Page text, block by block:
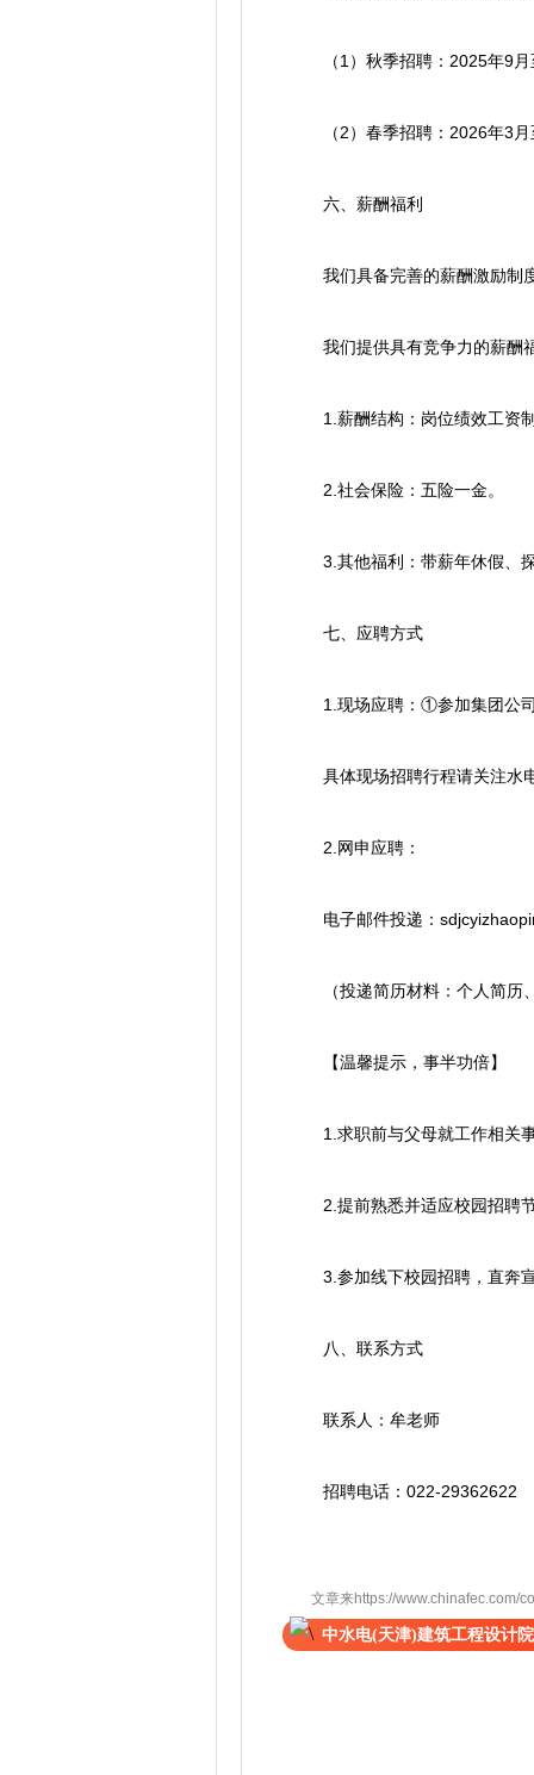
（1）秋季招聘：2025年9月
（2）春季招聘：2026年3月
六、薪酬福利
我们具备完善的薪酬激励制度
我们提供具有竞争力的薪酬
1.薪酬结构：岗位绩效工资制
2.社会保险：五险一金。
3.其他福利：带薪年休假、探
七、应聘方式
1.现场应聘：①参加集团公司
具体现场招聘行程请关注水电
2.网申应聘：
电子邮件投递：
（投递简历材料：个人简历、
【温馨提示，事半功倍】
1.求职前与父母就工作相关
2.提前熟悉并适应校园招聘
3.参加线下校园招聘，直奔宣
八、联系方式
联系人：牟老师
招聘电话：022-29362622
文章来https://www.chinafec.com/
中水电(天津)建筑工程设计